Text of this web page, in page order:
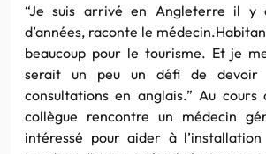
“Je suis arrivé en Angleterre il y
d’années, raconte le
beaucoup pour le tourisme. Et je
serait un peu un défi de
consultations en anglais.” Au cours
collègue rencontre un médecin
intéressé pour aider à l’installation